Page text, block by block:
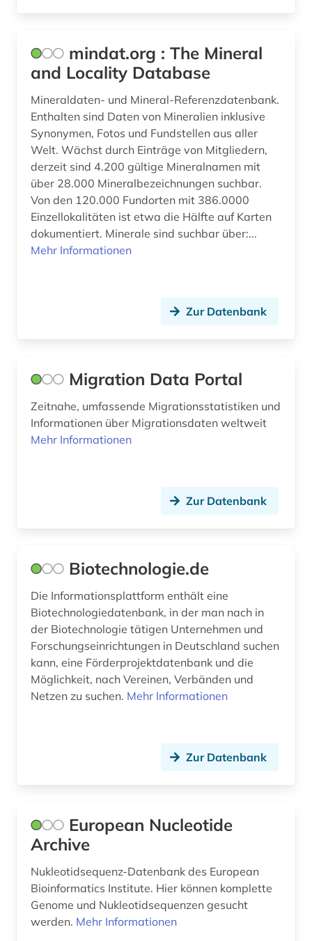
auswanderungspolitik (1)
ausweis (1)
ausweisung (1)
autobiographie (1)
außenhandel (8)
außenhandel mit industriegütern (3)
außenhandelsfinanzierung (1)
außerschulische bildung (1)
avantgarde (1)
baltikum (1)
bank (2)
banken (1)
bankenstatistik (3)
bankgeheimnis (1)
bauabrechnung (1)
baubetrieb (2)
baudenkmal (3)
mindat.org : The Mineral
and Locality Database
Mineraldaten- und Mineral-Referenzdatenbank.
Enthalten sind Daten von Mineralien inklusive
Synonymen, Fotos und Fundstellen aus aller
Welt. Wächst durch Einträge von Mitgliedern,
derzeit sind 4.200 gültige Mineralnamen mit
über 28.000 Mineralbezeichnungen suchbar.
Von den 120.000 Fundorten mit 386.0000
Einzellokalitäten ist etwa die Hälfte auf Karten
dokumentiert. Minerale sind suchbar über:...
Mehr Informationen
Zur Datenbank
Migration Data Portal
Zeitnahe, umfassende Migrationsstatistiken und
Informationen über Migrationsdaten weltweit
Mehr Informationen
Zur Datenbank
Biotechnologie.de
Die Informationsplattform enthält eine
Biotechnologiedatenbank, in der man nach in
der Biotechnologie tätigen Unternehmen und
Forschungseinrichtungen in Deutschland suchen
kann, eine Förderprojektdatenbank und die
Möglichkeit, nach Vereinen, Verbänden und
Netzen zu suchen. Mehr Informationen
Zur Datenbank
European Nucleotide
Archive
Nukleotidsequenz-Datenbank des European
Bioinformatics Institute. Hier können komplette
Genome und Nukleotidsequenzen gesucht
werden. Mehr Informationen